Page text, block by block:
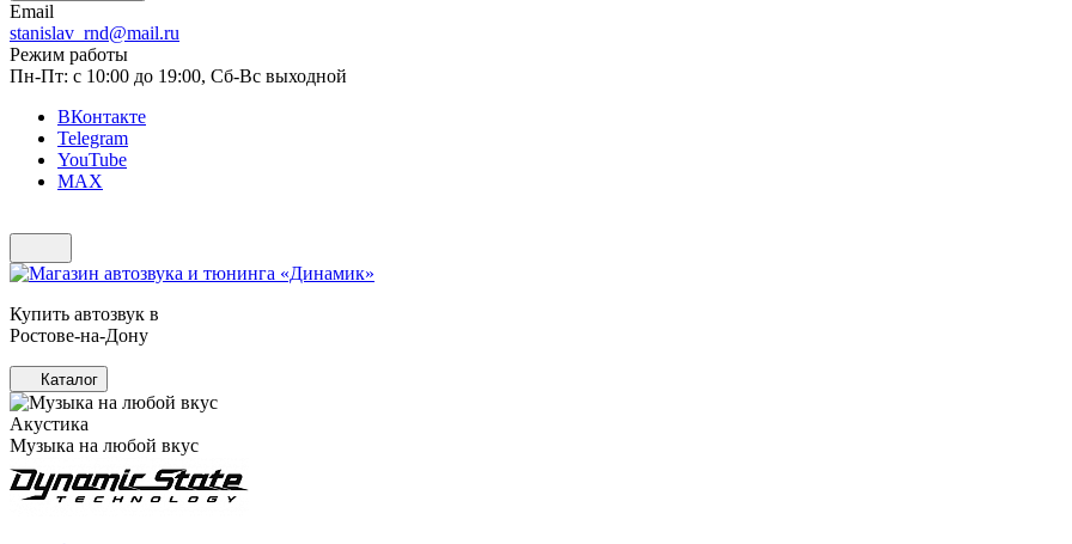
Email
stanislav_rnd@mail.ru
Режим работы
Пн-Пт: с 10:00 до 19:00, Сб-Вс выходной
ВКонтакте
Telegram
YouTube
MAX
Купить автозвук в
Ростове-на-Дону
Каталог
Акустика
Музыка на любой вкус